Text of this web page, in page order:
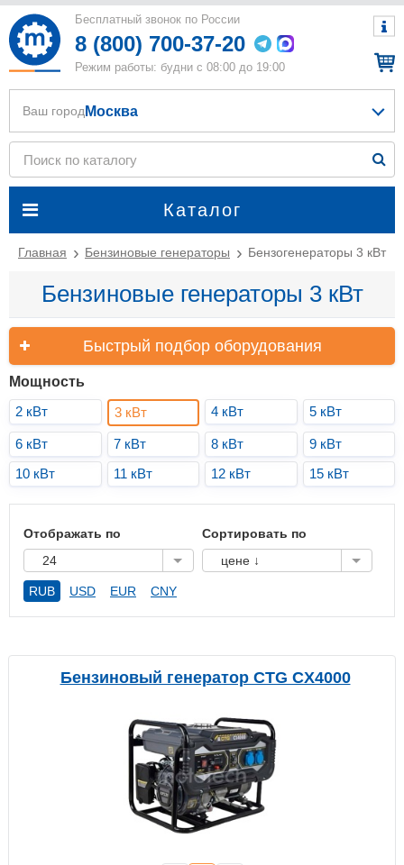
Бесплатный звонок по России
8 (800) 700-37-20
Режим работы: будни с 08:00 до 19:00
Каталог
Ваш город Москва
Главная Бензиновые генераторы Бензогенераторы 3 кВт
Бензиновые генераторы 3 кВт
Быстрый подбор оборудования
Мощность
2 кВт
3 кВт 4 кВт 5 кВт
6 кВт 7 кВт 8 кВт
9 кВт
10 кВт
11 кВт 12 кВт 15 кВт
Отображать по
24
Сортировать по
цене ↓
RUB USD EUR CNY
Бензиновый генератор CTG CX4000